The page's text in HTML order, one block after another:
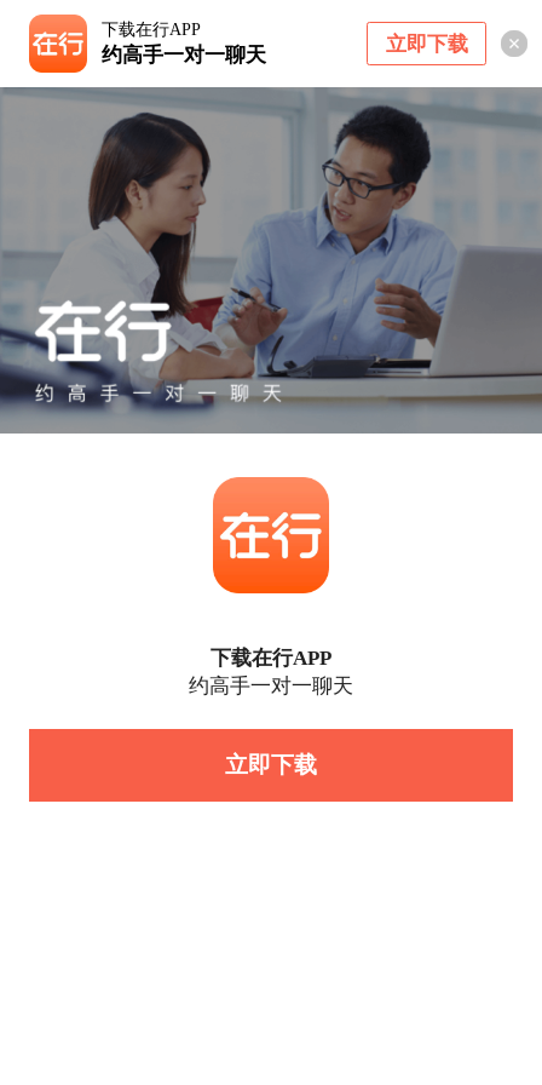
下载在行APP
约高手一对一聊天 立即下载
下载在行APP
约高手一对一聊天
立即下载